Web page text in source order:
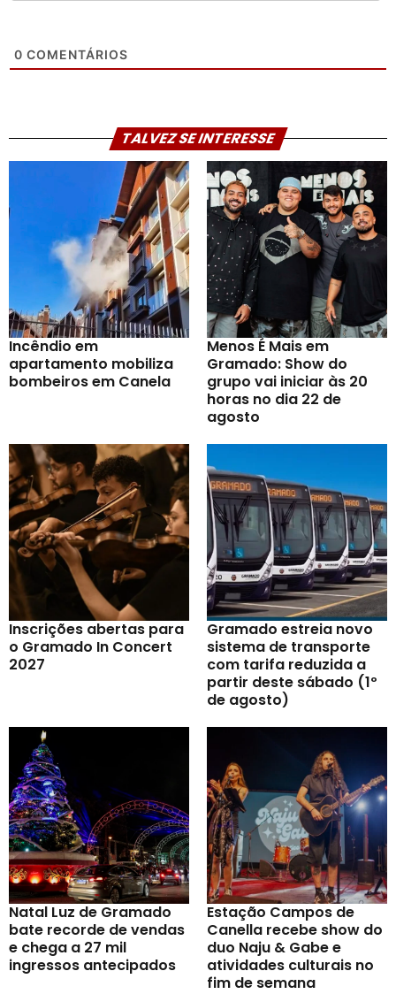
0 COMENTÁRIOS
TALVEZ SE INTERESSE
Incêndio em
apartamento mobiliza
bombeiros em Canela
Menos É Mais em
Gramado: Show do
grupo vai iniciar às 20
horas no dia 22 de
agosto
Inscrições abertas para
o Gramado In Concert
2027
Gramado estreia novo
sistema de transporte
com tarifa reduzida a
partir deste sábado (1º
de agosto)
Natal Luz de Gramado
bate recorde de vendas
e chega a 27 mil
ingressos antecipados
Estação Campos de
Canella recebe show do
duo Naju & Gabe e
atividades culturais no
fim de semana